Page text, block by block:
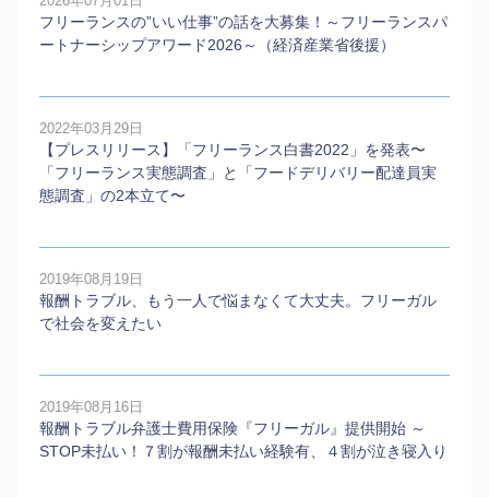
フリーランスの”いい仕事”の話を大募集！～フリーランスパ
ートナーシップアワード2026～（経済産業省後援）
2022年03月29日
【プレスリリース】「フリーランス白書2022」を発表〜
「フリーランス実態調査」と「フードデリバリー配達員実
態調査」の2本⽴て〜
2019年08月19日
報酬トラブル、もう一人で悩まなくて大丈夫。フリーガル
で社会を変えたい
2019年08月16日
報酬トラブル弁護士費用保険『フリーガル』提供開始 ～
STOP未払い！７割が報酬未払い経験有、４割が泣き寝入り